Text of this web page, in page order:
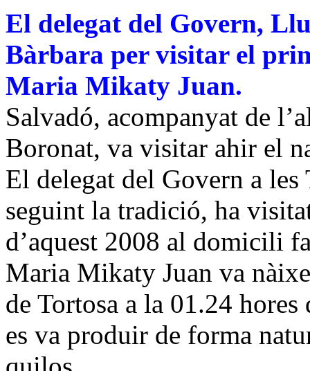
El delegat del Govern,
Bàrbara per visitar el
Maria Mikaty Juan.
Salvadó, acompanyat de
Boronat, va visitar ahir el
El delegat del Govern a
seguint la tradició, ha
d’aquest 2008 al domicili
Maria Mikaty Juan va
de Tortosa a la 01.24
es va produir de forma